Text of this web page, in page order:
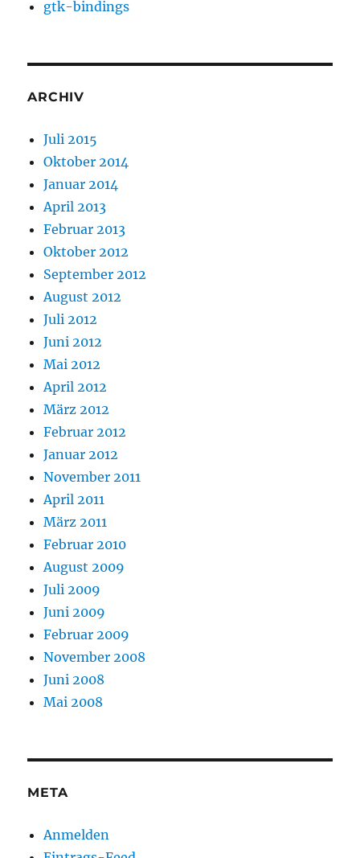
gtk-bindings
ARCHIV
Juli 2015
Oktober 2014
Januar 2014
April 2013
Februar 2013
Oktober 2012
September 2012
August 2012
Juli 2012
Juni 2012
Mai 2012
April 2012
März 2012
Februar 2012
Januar 2012
November 2011
April 2011
März 2011
Februar 2010
August 2009
Juli 2009
Juni 2009
Februar 2009
November 2008
Juni 2008
Mai 2008
META
Anmelden